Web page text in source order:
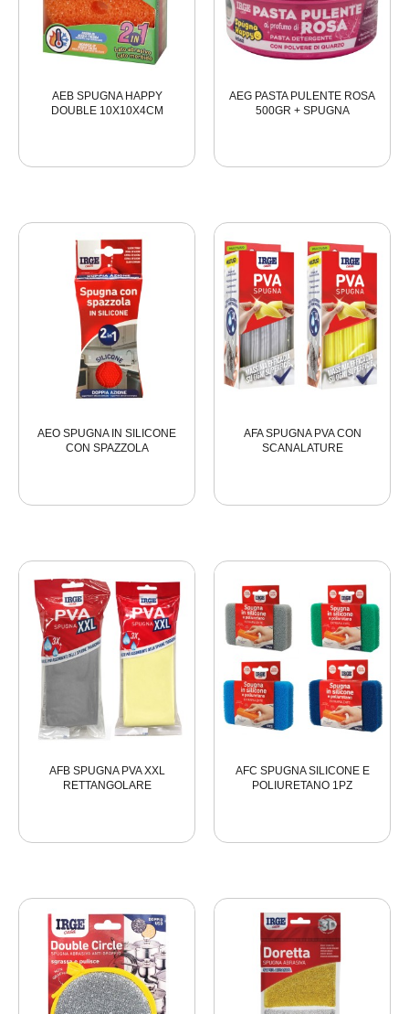
AEB SPUGNA HAPPY
DOUBLE 10X10X4CM
AEG PASTA PULENTE ROSA
500GR + SPUGNA
AEO SPUGNA IN SILICONE
CON SPAZZOLA
AFA SPUGNA PVA CON
SCANALATURE
AFB SPUGNA PVA XXL
RETTANGOLARE
AFC SPUGNA SILICONE E
POLIURETANO 1PZ